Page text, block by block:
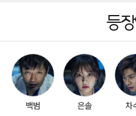
등
백범 은솔 차